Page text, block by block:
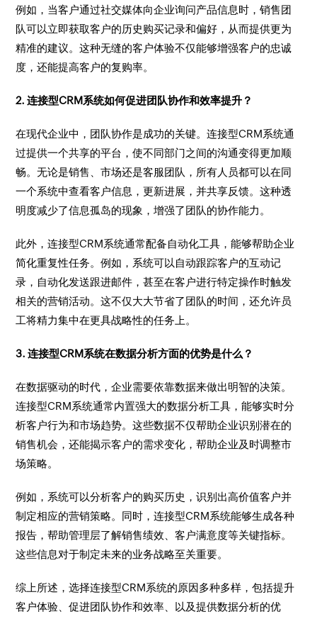
例如，当客户通过社交媒体向企业询问产品信息时，销售团
队可以立即获取客户的历史购买记录和偏好，从而提供更为
精准的建议。这种无缝的客户体验不仅能够增强客户的忠诚
度，还能提高客户的复购率。
2. 连接型CRM系统如何促进团队协作和效率提升？
在现代企业中，团队协作是成功的关键。连接型CRM系统通
过提供一个共享的平台，使不同部门之间的沟通变得更加顺
畅。无论是销售、市场还是客服团队，所有人员都可以在同
一个系统中查看客户信息，更新进展，并共享反馈。这种透
明度减少了信息孤岛的现象，增强了团队的协作能力。
此外，连接型CRM系统通常配备自动化工具，能够帮助企业
简化重复性任务。例如，系统可以自动跟踪客户的互动记
录，自动化发送跟进邮件，甚至在客户进行特定操作时触发
相关的营销活动。这不仅大大节省了团队的时间，还允许员
工将精力集中在更具战略性的任务上。
3. 连接型CRM系统在数据分析方面的优势是什么？
在数据驱动的时代，企业需要依靠数据来做出明智的决策。
连接型CRM系统通常内置强大的数据分析工具，能够实时分
析客户行为和市场趋势。这些数据不仅帮助企业识别潜在的
销售机会，还能揭示客户的需求变化，帮助企业及时调整市
场策略。
例如，系统可以分析客户的购买历史，识别出高价值客户并
制定相应的营销策略。同时，连接型CRM系统能够生成各种
报告，帮助管理层了解销售绩效、客户满意度等关键指标。
这些信息对于制定未来的业务战略至关重要。
综上所述，选择连接型CRM系统的原因多种多样，包括提升
客户体验、促进团队协作和效率、以及提供数据分析的优